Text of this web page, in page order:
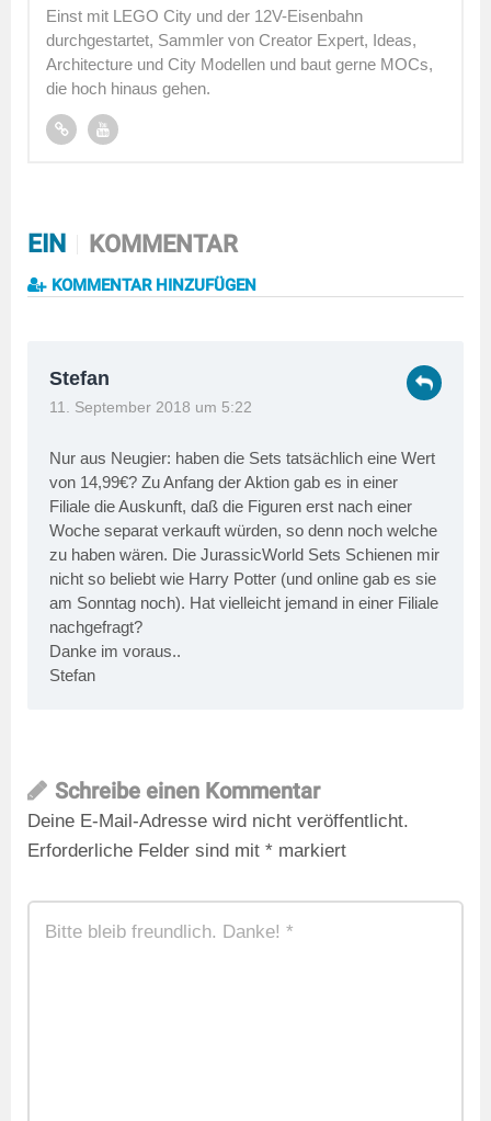
Einst mit LEGO City und der 12V-Eisenbahn
durchgestartet, Sammler von Creator Expert, Ideas,
Architecture und City Modellen und baut gerne MOCs,
die hoch hinaus gehen.
EIN KOMMENTAR
KOMMENTAR HINZUFÜGEN
Stefan
11. September 2018 um 5:22
Nur aus Neugier: haben die Sets tatsächlich eine Wert
von 14,99€? Zu Anfang der Aktion gab es in einer
Filiale die Auskunft, daß die Figuren erst nach einer
Woche separat verkauft würden, so denn noch welche
zu haben wären. Die JurassicWorld Sets Schienen mir
nicht so beliebt wie Harry Potter (und online gab es sie
am Sonntag noch). Hat vielleicht jemand in einer Filiale
nachgefragt?
Danke im voraus..
Stefan
Schreibe einen Kommentar
Deine E-Mail-Adresse wird nicht veröffentlicht.
Erforderliche Felder sind mit * markiert